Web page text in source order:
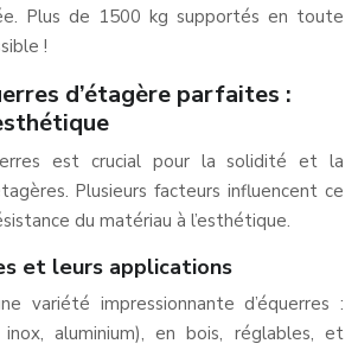
Plus de 1500 kg supportés en toute
!
d’étagère parfaites :
est crucial pour la solidité et la
Plusieurs facteurs influencent ce
du matériau à l’esthétique.
et leurs applications
variété impressionnante d’équerres :
aluminium), en bois, réglables, et